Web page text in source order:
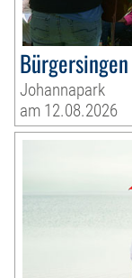
Johannapark
am 12.08.2026